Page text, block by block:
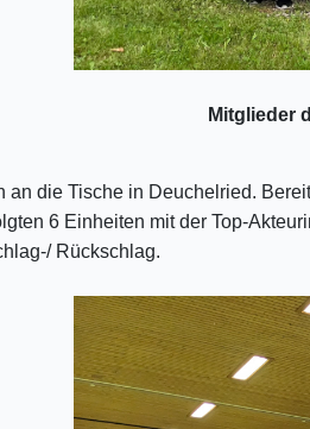
Mitglieder
an die Tische in Deuchelried.
6 Einheiten mit der Top-
Rückschlag.